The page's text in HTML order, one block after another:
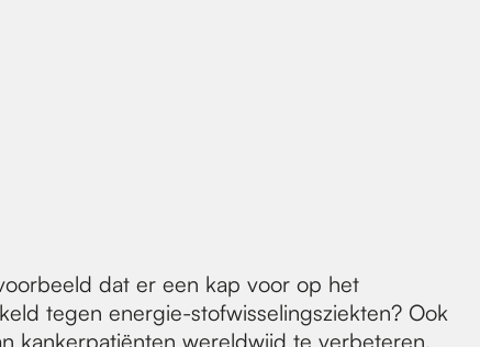
dat er een kap voor op het
tegen energie-stofwisselingsziekten? Ook
kankerpatiënten wereldwijd te verbeteren.